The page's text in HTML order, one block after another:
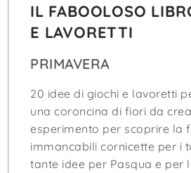
IL FABOOLOSO
E LAVORETTI
PRIMAVERA
20 idee di giochi e lavoretti
una coroncina di fiori da
esperimento per scoprire la
immancabili cornicette per i
tante idee per Pasqua e per